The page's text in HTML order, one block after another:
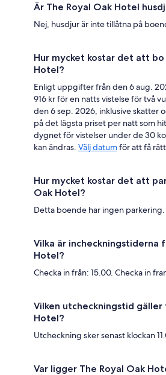
Är The Royal Oak Hotel
Nej, husdjur är inte tillåtna på
Hur mycket kostar det att bo
Hotel?
Enligt uppgifter från den 6 aug.
916 kr för en natts vistelse för två
den 6 sep. 2026, inklusive skatter
på det lägsta priset per natt som
dygnet för vistelser under de 30
kan ändras. Välj datumför att få
Hur mycket kostar det att
Oak Hotel?
Detta boende har ingen parkering.
Vilka är incheckningstiderna
Hotel?
Checka in från: 15.00. Checka in
Vilken utcheckningstid gäller
Hotel?
Utcheckning sker senast klockan
Var ligger The Royal Oak